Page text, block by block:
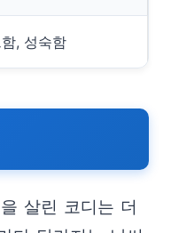
, 성숙함
살린 코디는 더